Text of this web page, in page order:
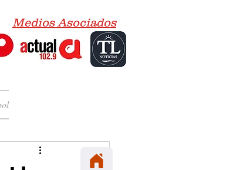
Medios Asociados